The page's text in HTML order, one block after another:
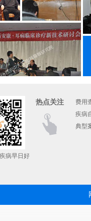
病早日好
热点关注
费用
疾病
典型